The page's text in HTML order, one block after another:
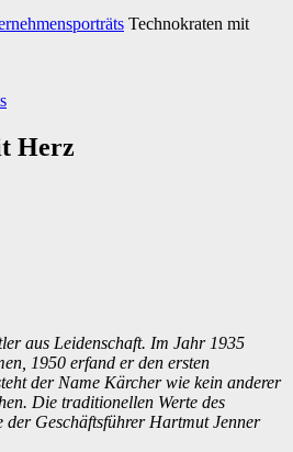
Technokraten mit
Herz
aus Leidenschaft. Im Jahr 1935
1950 erfand er den ersten
der Name Kärcher wie kein anderer
Die traditionellen Werte des
Geschäftsführer Hartmut Jenner